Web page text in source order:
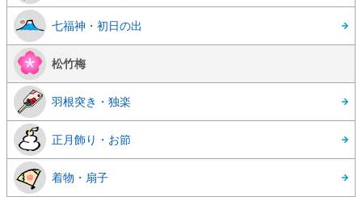
七福神・初日の出
松竹梅
羽根突き・独楽
正月飾り・お節
着物・扇子